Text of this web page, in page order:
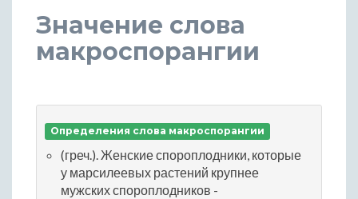
Значение слова
макроспорангии
Определения слова макроспорангии
(греч.). Женские спороплодники, которые
у марсилеевых растений крупнее
мужских спороплодников -